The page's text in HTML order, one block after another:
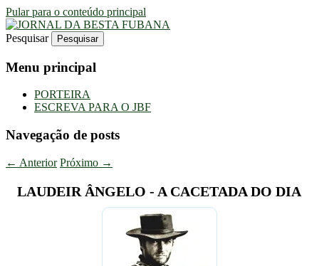
Pular para o conteúdo principal
JORNAL DA BESTA FUBANA
Uma Gazeta Escrota
Pesquisar
Menu principal
PORTEIRA
ESCREVA PARA O JBF
Navegação de posts
← Anterior Próximo →
LAUDEIR ÂNGELO - A CACETADA DO DIA